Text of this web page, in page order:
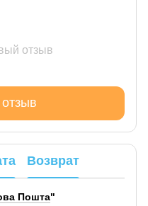
отзыв
Возврат
Пошта"